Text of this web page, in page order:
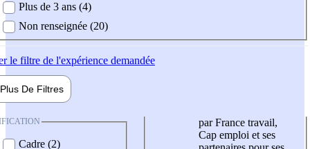
Plus de 3 ans (4)
Non renseignée (20)
le filtre de l'expérience demandée
Plus De Filtres
Cadre (2)
par France travail,
Cap emploi et ses